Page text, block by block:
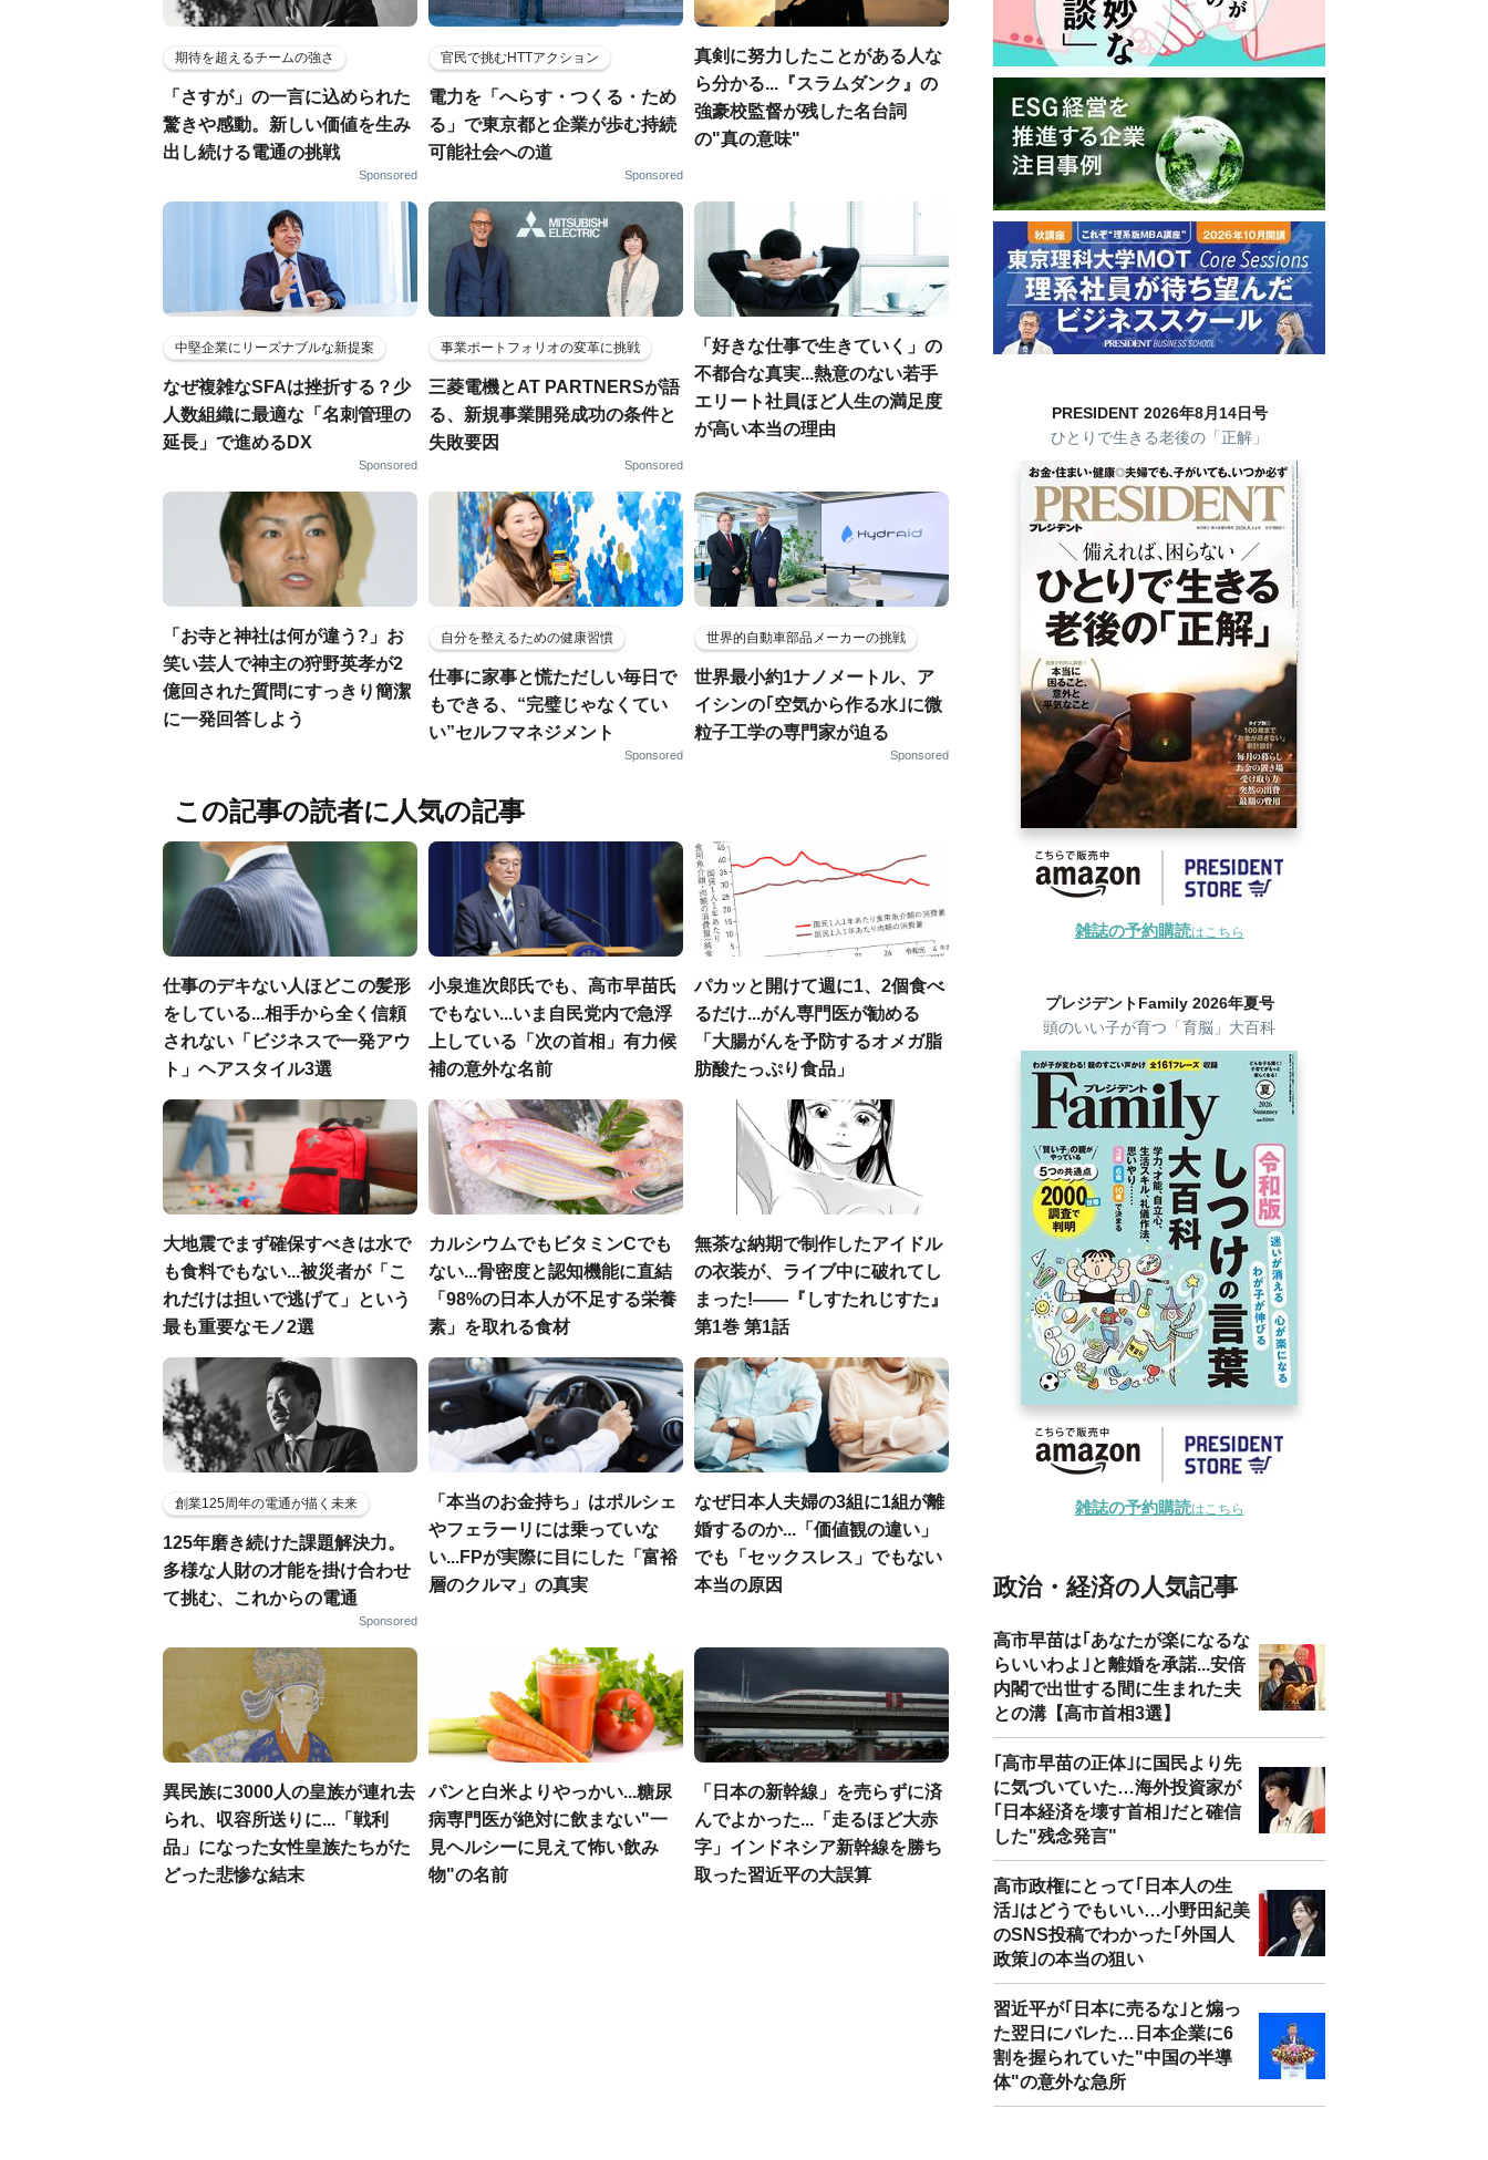
期待を超えるチームの強さ
「さすが」の一言に込められた
驚きや感動。新しい価値を生み
出し続ける電通の挑戦
Sponsored
官民で挑むHTTアクション
電力を「へらす・つくる・ため
る」で東京都と企業が歩む持続
可能社会への道
Sponsored
真剣に努力したことがある人な
ら分かる...『スラムダンク』の
強豪校監督が残した名台詞
の"真の意味"
中堅企業にリーズナブルな新提案
なぜ複雑なSFAは挫折する？少
人数組織に最適な「名刺管理の
延長」で進めるDX
Sponsored
事業ポートフォリオの変革に挑戦
三菱電機とAT PARTNERSが語
る、新規事業開発成功の条件と
失敗要因
Sponsored
「好きな仕事で生きていく」の
不都合な真実...熱意のない若手
エリート社員ほど人生の満足度
が高い本当の理由
「お寺と神社は何が違う?」お
笑い芸人で神主の狩野英孝が2
億回された質問にすっきり簡潔
に一発回答しよう
自分を整えるための健康習慣
仕事に家事と慌ただしい毎日で
もできる、“完璧じゃなくてい
い”セルフマネジメント
Sponsored
世界的自動車部品メーカーの挑戦
世界最小約1ナノメートル、ア
イシンの｢空気から作る水｣に微
粒子工学の専門家が迫る
Sponsored
この記事の読者に人気の記事
仕事のデキない人ほどこの髪形
をしている...相手から全く信頼
されない「ビジネスで一発アウ
ト」ヘアスタイル3選
小泉進次郎氏でも、高市早苗氏
でもない...いま自民党内で急浮
上している「次の首相」有力候
補の意外な名前
パカッと開けて週に1、2個食べ
るだけ...がん専門医が勧める
「大腸がんを予防するオメガ脂
肪酸たっぷり食品」
大地震でまず確保すべきは水で
も食料でもない...被災者が「こ
れだけは担いで逃げて」という
最も重要なモノ2選
カルシウムでもビタミンCでも
ない...骨密度と認知機能に直結
「98%の日本人が不足する栄養
素」を取れる食材
無茶な納期で制作したアイドル
の衣装が、ライブ中に破れてし
まった!――『しすたれじすた』
第1巻 第1話
創業125周年の電通が描く未来
125年磨き続けた課題解決力。
多様な人財の才能を掛け合わせ
て挑む、これからの電通
Sponsored
「本当のお金持ち」はポルシェ
やフェラーリには乗っていな
い...FPが実際に目にした「富裕
層のクルマ」の真実
なぜ日本人夫婦の3組に1組が離
婚するのか...「価値観の違い」
でも「セックスレス」でもない
本当の原因
異民族に3000人の皇族が連れ去
られ、収容所送りに...「戦利
品」になった女性皇族たちがた
どった悲惨な結末
パンと白米よりやっかい...糖尿
病専門医が絶対に飲まない"一
見ヘルシーに見えて怖い飲み
物"の名前
「日本の新幹線」を売らずに済
んでよかった...「走るほど大赤
字」インドネシア新幹線を勝ち
取った習近平の大誤算
PRESIDENT 2026年8月14日号
ひとりで生きる老後の「正解」
雑誌の予約購読はこちら
プレジデントFamily 2026年夏号
頭のいい子が育つ「育脳」大百科
雑誌の予約購読はこちら
政治・経済の人気記事
高市早苗は｢あなたが楽になるな
らいいわよ｣と離婚を承諾...安倍
内閣で出世する間に生まれた夫
との溝【高市首相3選】
｢高市早苗の正体｣に国民より先
に気づいていた…海外投資家が
｢日本経済を壊す首相｣だと確信
した"残念発言"
高市政権にとって｢日本人の生
活｣はどうでもいい…小野田紀美
のSNS投稿でわかった｢外国人
政策｣の本当の狙い
習近平が｢日本に売るな｣と煽っ
た翌日にバレた…日本企業に6
割を握られていた"中国の半導
体"の意外な急所